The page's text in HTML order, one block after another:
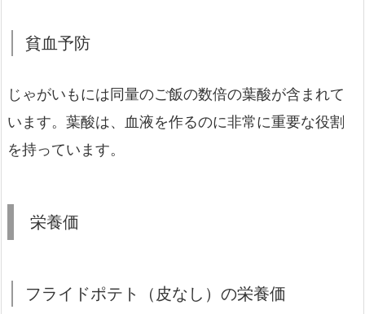
貧血予防
じゃがいもには同量のご飯の数倍の葉酸が含まれて
います。葉酸は、血液を作るのに非常に重要な役割
を持っています。
栄養価
フライドポテト（皮なし）の栄養価